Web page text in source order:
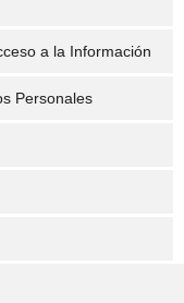
a la Información
Personales